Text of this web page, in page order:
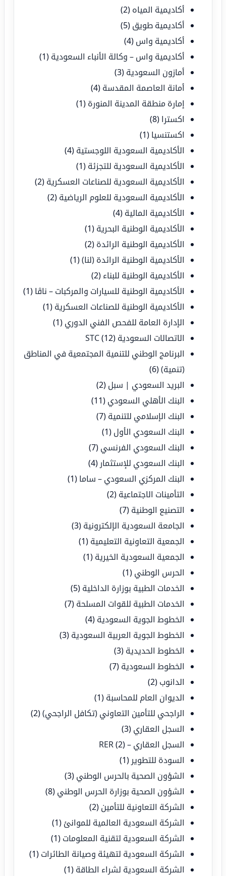
أكاديمية المياه (2)
أكاديمية طويق (5)
أكاديمية واس (4)
أكاديمية واس – وكالة الأنباء السعودية (1)
أمازون السعودية (3)
أمانة العاصمة المقدسة (4)
إمارة منطقة المدينة المنورة (1)
اكسترا (8)
اكستنسيا (1)
الأكاديمية السعودية اللوجستية (4)
الأكاديمية السعودية للتجزئة (1)
الأكاديمية السعودية للصناعات العسكرية (2)
الأكاديمية السعودية للعلوم الرياضية (2)
الأكاديمية المالية (4)
الأكاديمية الوطنية البحرية (1)
الأكاديمية الوطنية الرائدة (2)
الأكاديمية الوطنية الرائدة (لنا)(1)
الأكاديمية الوطنية للبناء (2)
الأكاديمية الوطنية للسيارات والمركبات – ناڤا (1)
الأكاديمية الوطنية للصناعات العسكرية (1)
الإدارة العامة للفحص الفني الدوري (1)
الاتصالات السعودية STC (12)
البرنامج الوطني للتنمية المجتمعية في المناطق
(تنمية)(6)
البريد السعودي | سبل (2)
البنك الأهلي السعودي (11)
البنك الإسلامي للتنمية (7)
البنك السعودي الأول (1)
البنك السعودي الفرنسي (7)
البنك السعودي للإستثمار (4)
البنك المركزي السعودي – ساما (1)
التأمينات الاجتماعية (2)
التصنيع الوطنية (7)
الجامعة السعودية الإلكترونية (3)
الجمعية التعاونية التعليمية (1)
الجمعية السعودية الخيرية (1)
الحرس الوطني (1)
الخدمات الطبية بوزارة الداخلية (5)
الخدمات الطبية للقوات المسلحة (7)
الخطوط الجوية السعودية (4)
الخطوط الجوية العربية السعودية (3)
الخطوط الحديدية (3)
الخطوط السعودية (7)
الدانوب (2)
الديوان العام للمحاسبة (1)
الراجحي للتأمين التعاوني (تكافل الراجحي)(2)
السجل العقاري (3)
السجل العقاري – RER(2)
السودة للتطوير (1)
الشؤون الصحية بالحرس الوطني (3)
الشؤون الصحية بوزارة الحرس الوطني (8)
الشركة التعاونية للتأمين (2)
الشركة السعودية العالمية للموانئ (1)
الشركة السعودية لتقنية المعلومات (1)
الشركة السعودية لتهيئة وصيانة الطائرات (1)
الشركة السعودية لشراء الطاقة (1)